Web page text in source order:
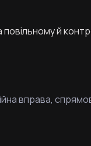
й
вправа,